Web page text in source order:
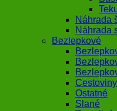
Náhrada
Náhrada
Bezlepkové
Cestoviny
Ostatné
Slané